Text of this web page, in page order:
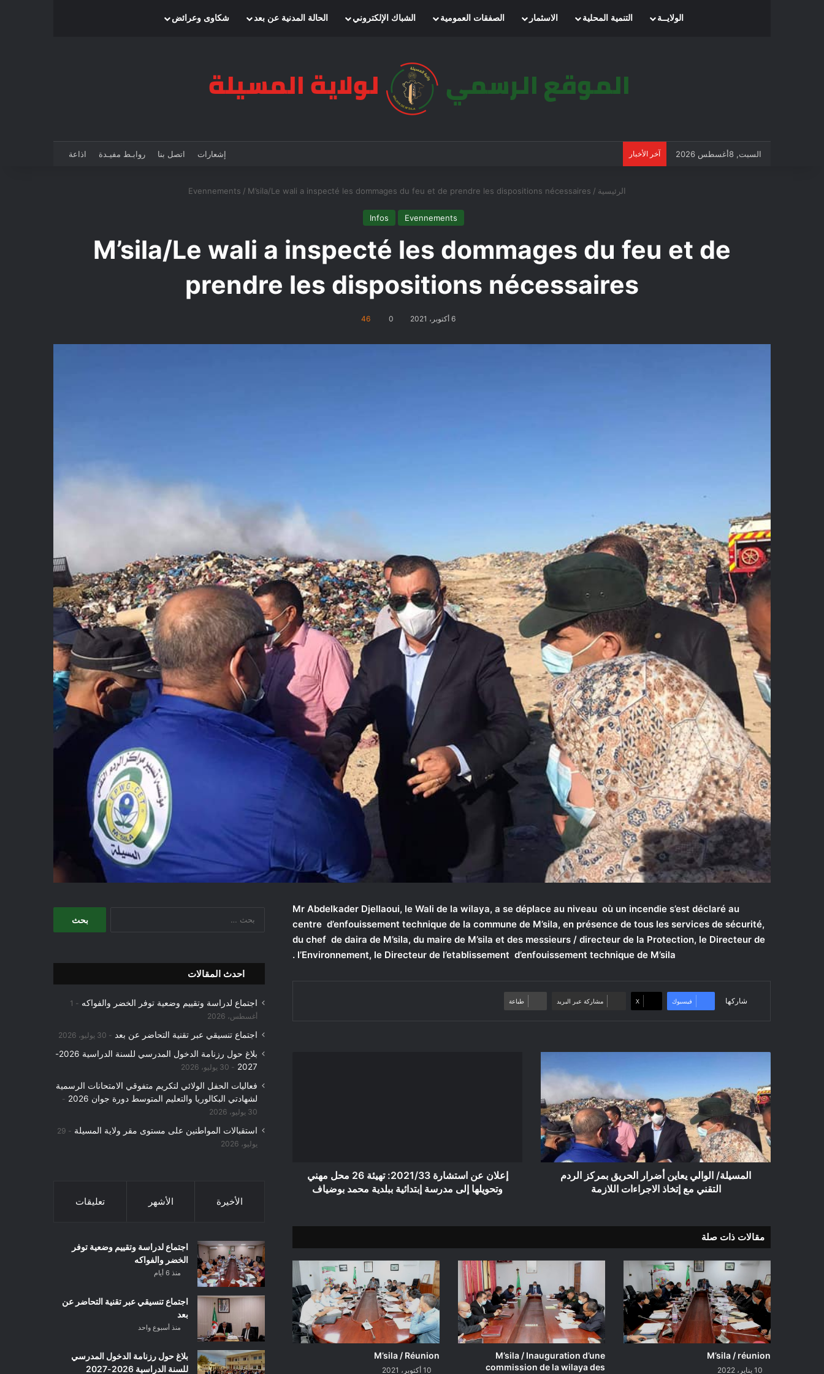
الرئيسيةالولايــة التنمية المحلية الاسثمار الصفقات العمومية الشباك الإلكتروني الحالة المدنية عن بعد شكاوى وعرائض
السبت, 8أغسطس 2026 آخر الأخبار إشعارات اتصل بنا روابـط مفيـدة اذاعة
الرئيسية /
Evennements / M’sila/Le wali a inspecté les dommages du feu et de prendre les dispositions nécessaires
Evennements
Infos
M’sila/Le wali a inspecté les dommages du feu et de
prendre les dispositions nécessaires
6 أكتوبر، 2021 0
46
Mr Abdelkader Djellaoui, le Wali de la wilaya, a se déplace au niveau où un incendie s’est déclaré au
centre d’enfouissement technique de la commune de M’sila, en présence de tous les services de sécurité,
du chef de daira de M’sila, du maire de M’sila et des messieurs / directeur de la Protection, le Directeur de
l’Environnement, le Directeur de l’etablissement d’enfouissement technique de M’sila .
شاركها فيسبوك ‫X مشاركة عبر البريد طباعة
يعاين
أضرار
الحريق
بمركز
الردم
التقني
مع
المسيلة/ الوالي يعاين أضرار الحريق بمركز الردم
التقني مع إتخاذ الاجراءات اللازمة
محمد
إعلان عن استشارة 2021/33: تهيئة 26 محل مهني
وتحويلها إلى مدرسة إبتدائية ببلدية محمد بوضياف
مقالات ذات صلة
M’sila / réunion
10 يناير، 2022
M’sila / Inauguration d’une
commission de la wilaya des
M’sila / Réunion
10 أكتوبر، 2021
احدث المقالات
اجتماع لدراسة وتقييم وضعية توفر الخضر والفواكه
1
أغسطس، 2026
اجتماع تنسيقي عبر تقنية التحاضر عن بعد 30 يوليو، 2026
بلاغ حول رزنامة الدخول المدرسي للسنة الدراسية 2026-
2027
30 يوليو، 2026
فعاليات الحفل الولائي لتكريم متفوقي الامتحانات الرسمية
لشهادتي البكالوريا والتعليم المتوسط دورة جوان 2026
30 يوليو، 2026
استقبالات المواطنين على مستوى مقر ولاية المسيلة
29
يوليو، 2026
الأخيرة الأشهر تعليقات
اجتماع لدراسة وتقييم وضعية توفر
الخضر والفواكه
منذ 6 أيام
اجتماع تنسيقي عبر تقنية التحاضر عن
بعد
منذ أسبوع واحد
بلاغ حول رزنامة الدخول المدرسي
للسنة الدراسية 2026-2027